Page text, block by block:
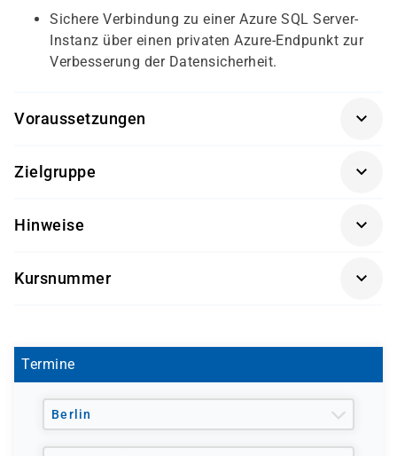
Sichere Verbindung zu einer Azure SQL Server-
Instanz über einen privaten Azure-Endpunkt zur
Verbesserung der Datensicherheit.
Voraussetzungen
Voraussetzungen erforderlich.
Zielgruppe
Sicherheitstechniker, die für die Absicherung von Azure-
Bereich Cloud-Sicherheit und Compliance erweitern
Hinweise
Kursnummer
Termine
Berlin